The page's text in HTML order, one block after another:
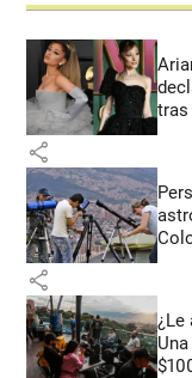
tras
share
share
¿Le